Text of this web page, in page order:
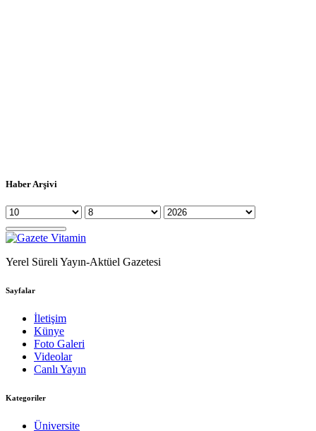
Haber Arşivi
Yerel Süreli Yayın-Aktüel Gazetesi
Sayfalar
İletişim
Künye
Foto Galeri
Videolar
Canlı Yayın
Kategoriler
Üniversite